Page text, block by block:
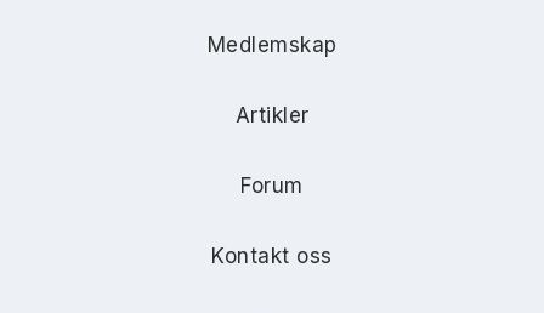
Medlemskap
Artikler
Forum
Kontakt oss